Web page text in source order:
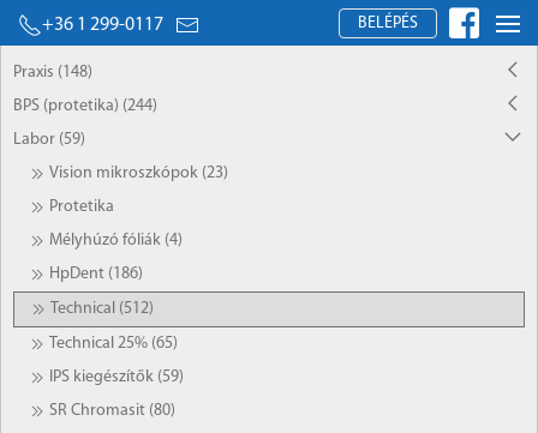
+36 1 299-0117 BELÉPÉS
Praxis (148)
BPS (protetika) (244)
Labor (59)
Vision mikroszkópok (23)
Protetika
Mélyhúzó fóliák (4)
HpDent (186)
Technical (512)
Technical 25% (65)
IPS kiegészítők (59)
SR Chromasit (80)